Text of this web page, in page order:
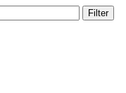
Filter